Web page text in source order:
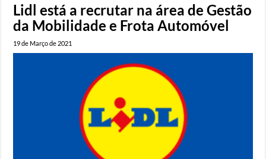
Lidl está a recrutar na área de Gestão
da Mobilidade e Frota Automóvel
19 de Março de 2021